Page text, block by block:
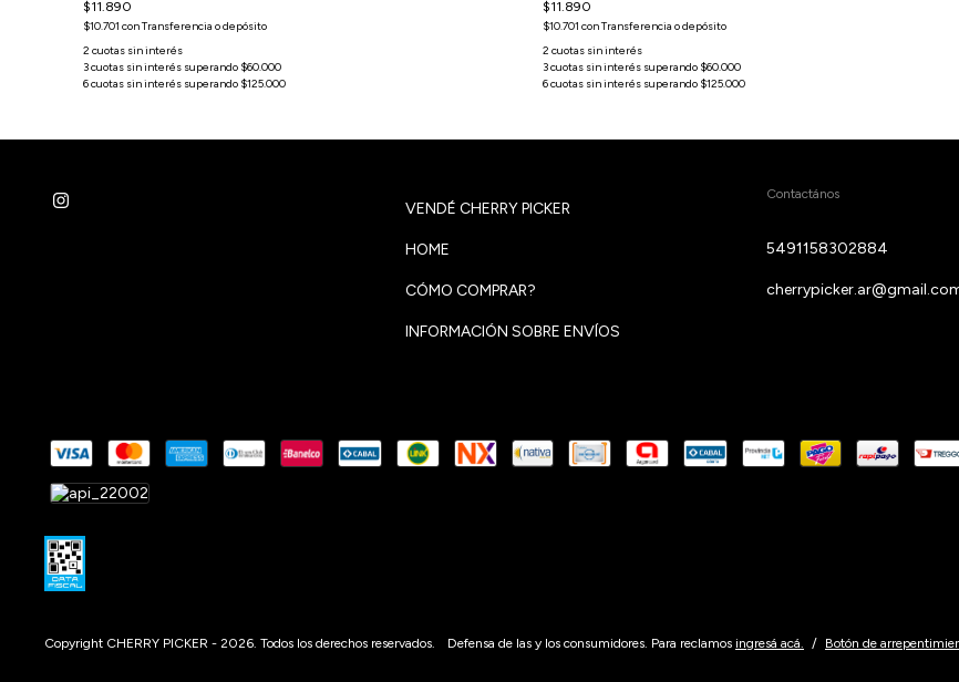
$11.890
$10.701 conTransferencia o depósito
$11.890
$10.701 conTransferencia o depósito
VENDÉ CHERRY PICKER
HOME
CÓMO COMPRAR?
INFORMACIÓN SOBRE ENVÍOS
Contactános
5491158302884
Copyright CHERRY PICKER - 2026. Todos los derechos reservados. Defensa de las y los consumidores. Para reclamos ingresá acá. / Botón de